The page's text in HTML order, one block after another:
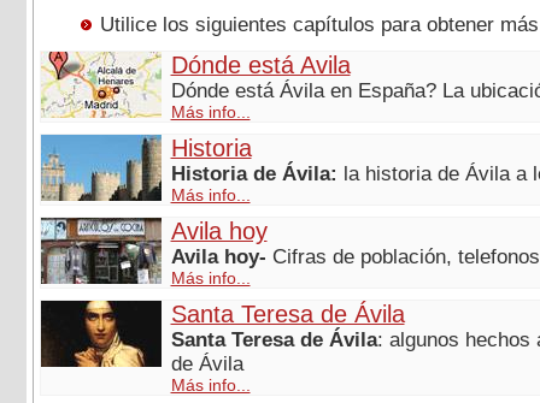
Utilice los siguientes capítulos para obtener
Dónde está Avila
Dónde está Ávila en España? La
Más info...
Historia
Historia de Ávila: la historia de Ávila a
Más info...
Avila hoy
Avila hoy- Cifras de población,
Más info...
Santa Teresa de Ávila
Santa Teresa de Ávila: algunos hechos
de Ávila
Más info...